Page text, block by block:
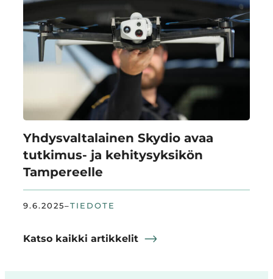
Yhdysvaltalainen Skydio avaa
tutkimus- ja kehitysyksikön
Tampereelle
9.6.2025–TIEDOTE
Katso kaikki artikkelit